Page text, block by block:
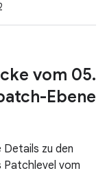
vom 05.
Ebene
Details zu den
Patchlevel vom